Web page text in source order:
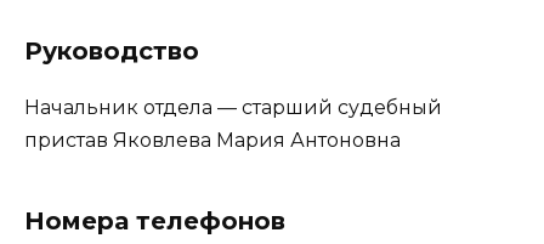
Руководство
Начальник отдела — старший судебный
пристав Яковлева Мария Антоновна
Номера телефонов